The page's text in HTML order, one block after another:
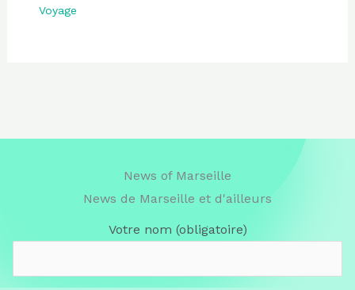
Voyage
News of Marseille
News de Marseille et d'ailleurs
Votre nom (obligatoire)